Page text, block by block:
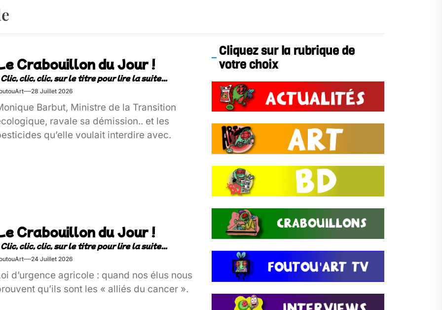
Crabouillon du Jour !
28 Juillet 2026
Barbut, Ministre de la Transition
ravale sa démission.. et les
qu’elle voulait interdire avec.
Crabouillon du Jour !
24 Juillet 2026
d’urgence agricole : quand nos élus nous
qu’ils sont les « alliés du cancer ».
Cliquez sur la rubrique de
votre choix